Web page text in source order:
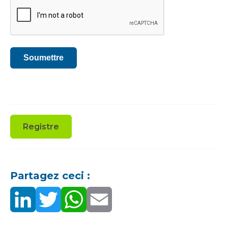
Soumettre
Registre
Partagez ceci :